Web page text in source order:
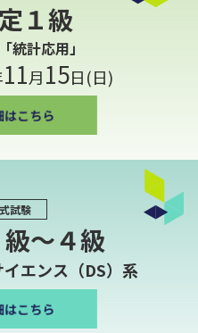
１級
統計応用」
11月15日(日)
試験
〜４級
エンス（DS）系